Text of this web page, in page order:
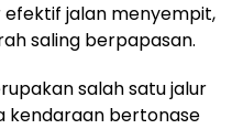
jalan menyempit,
saling berpapasan.
salah satu jalur
kendaraan bertonase